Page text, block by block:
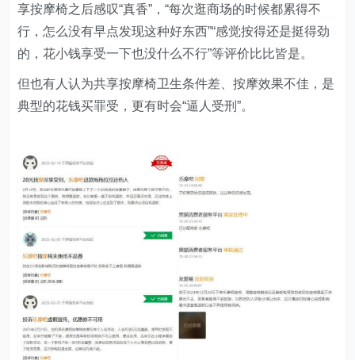
享按摩椅之后感叹“真香”，“每次逛商场的时候都累得不
行，怎么没有早点发现这种好东西”“感觉按得还是挺得劲
的，花小钱享受一下也没什么不行”等评价比比皆是。
但也有人认为共享按摩椅卫生条件差、按摩效果不佳，是
典型的花钱买罪受，更有时会“逼人受刑”。